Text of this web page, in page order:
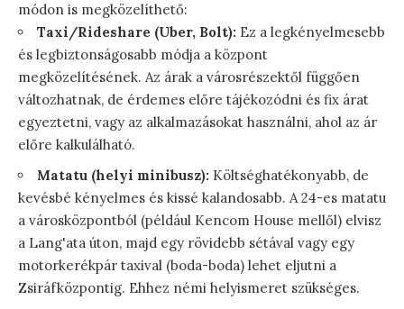
módon is megközelíthető:
Taxi/Rideshare (Uber, Bolt): Ez a legkényelmesebb
és legbiztonságosabb módja a központ
megközelítésének. Az árak a városrészektől függően
változhatnak, de érdemes előre tájékozódni és fix árat
egyeztetni, vagy az alkalmazásokat használni, ahol az ár
előre kalkulálható.
Matatu (helyi minibusz): Költséghatékonyabb, de
kevésbé kényelmes és kissé kalandosabb. A 24-es matatu
a városközpontból (például Kencom House mellől) elvisz
a Lang'ata úton, majd egy rövidebb sétával vagy egy
motorkerékpár taxival (boda-boda) lehet eljutni a
Zsiráfközpontig. Ehhez némi helyismeret szükséges.